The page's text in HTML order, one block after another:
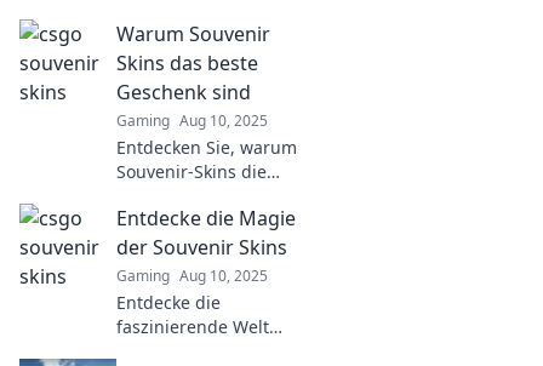
Erinnerungen zum
Glänzen bringen! Lass
dich inspirieren und
perfekten
Erinnerungsstück!
Warum Souvenir
Skins das beste
Geschenk sind
Gaming Aug 10, 2025
Entdecken Sie, warum
Souvenir-Skins die
sind! Einzigartig,
persönlich und voller
Erinnerungen – jetzt
mehr erfahren!
Entdecke die Magie
der Souvenir Skins
Gaming Aug 10, 2025
Entdecke die
faszinierende Welt